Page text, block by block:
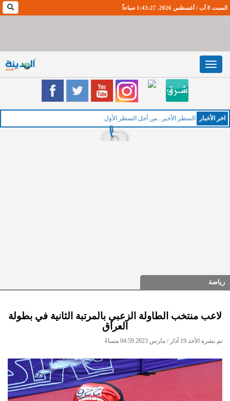
السبت 8 آب / أغسطس 2026. 1:43:28 صباحاً
Toggle
navigation
اخر اﻷخبار السطر الأخير...من أجل السطر الأول
رياضة
لاعب منتخب الطاولة الزعبي بالمرتبة الثانية في بطولة
العراق
تم نشره الأحد 19 آذار / مارس 2023 04:59 مساءً